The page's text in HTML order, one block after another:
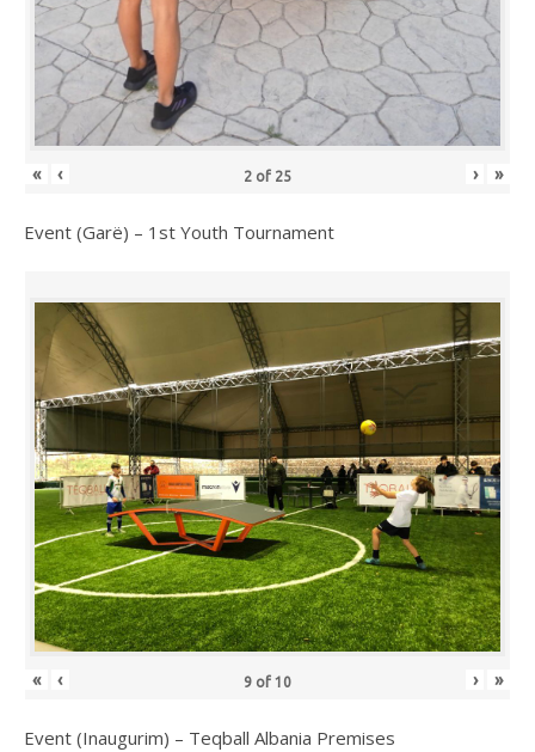
« ‹ 2 of 25 › »
Event (Garë) – 1st Youth Tournament
« ‹ 9 of 10 › »
Event (Inaugurim) – Teqball Albania Premises